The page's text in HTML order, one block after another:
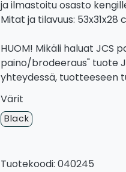
ja ilmastoitu osasto
Mitat ja tilavuus: 53x31x28
HUOM! Mikäli haluat JCS
paino/brodeeraus" tuote
yhteydessä, tuotteeseen
Värit
Black
Tuotekoodi: 040245